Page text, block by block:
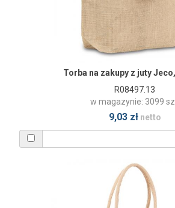
Torba na zakupy z juty
R08497.13
w magazynie: 3099
9,03 złnetto